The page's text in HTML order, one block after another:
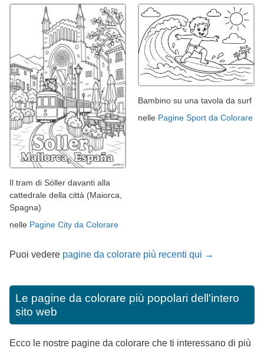
Il tram di Sóller davanti alla
cattedrale della città (Maiorca,
Spagna)
nelle Pagine City da Colorare
Bambino su una tavola da surf
nelle Pagine Sport da Colorare
Puoi vedere pagine da colorare più recenti qui →
Le pagine da colorare più popolari dell'intero
sito web
Ecco le nostre pagine da colorare che ti interessano di più